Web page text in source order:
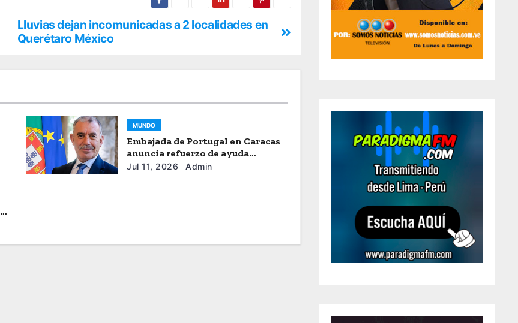
Lluvias dejan incomunicadas a 2 localidades en
Querétaro México
MUNDO
Embajada de Portugal en Caracas
anuncia refuerzo de ayuda
humanitaria
Jul 11, 2026 Admin